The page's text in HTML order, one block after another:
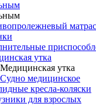
матрас
утка
Медицинская утка
Судно медицинское
кресла-коляски
для взрослых